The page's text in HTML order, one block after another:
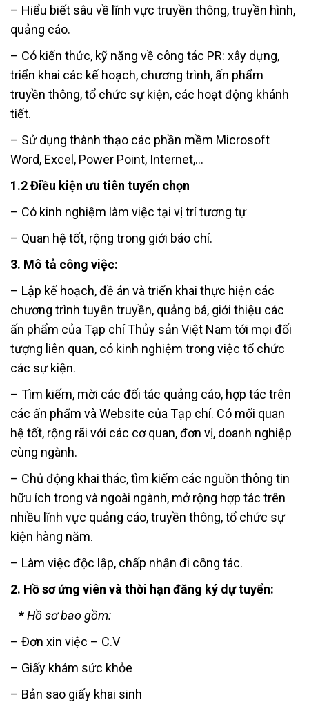
– Hiểu biết sâu về lĩnh vực truyền thông, truyền hình,
quảng cáo.
– Có kiến thức, kỹ năng về công tác PR: xây dựng,
triển khai các kế hoạch, chương trình, ấn phẩm
truyền thông, tổ chức sự kiện, các hoạt động khánh
tiết.
– Sử dụng thành thạo các phần mềm Microsoft
Word, Excel, Power Point, Internet,…
1.2 Điều kiện ưu tiên tuyển chọn
– Có kinh nghiệm làm việc tại vị trí tương tự
– Quan hệ tốt, rộng trong giới báo chí.
3. Mô tả công việc:
– Lập kế hoạch, đề án và triển khai thực hiện các
chương trình tuyên truyền, quảng bá, giới thiệu các
ấn phẩm của Tạp chí Thủy sản Việt Nam tới mọi đối
tượng liên quan, có kinh nghiệm trong việc tổ chức
các sự kiện.
– Tìm kiếm, mời các đối tác quảng cáo, hợp tác trên
các ấn phẩm và Website của Tạp chí. Có mối quan
hệ tốt, rộng rãi với các cơ quan, đơn vị, doanh nghiệp
cùng ngành.
– Chủ động khai thác, tìm kiếm các nguồn thông tin
hữu ích trong và ngoài ngành, mở rộng hợp tác trên
nhiều lĩnh vực quảng cáo, truyền thông, tổ chức sự
kiện hàng năm.
– Làm việc độc lập, chấp nhận đi công tác.
2. Hồ sơ ứng viên và thời hạn đăng ký dự tuyển:
*Hồ sơ bao gồm:
– Đơn xin việc – C.V
– Giấy khám sức khỏe
– Bản sao giấy khai sinh